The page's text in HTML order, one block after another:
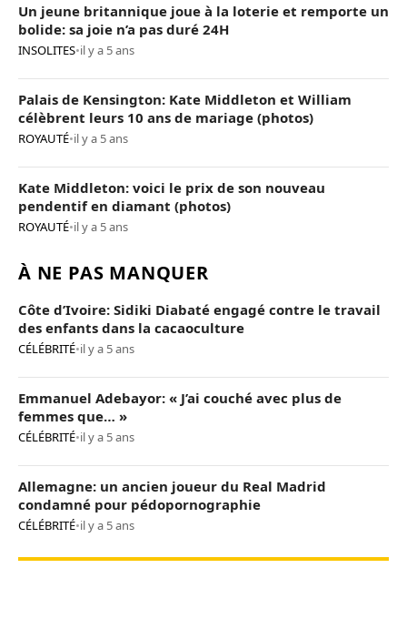
Un jeune britannique joue à la loterie et remporte un
bolide: sa joie n’a pas duré 24H
INSOLITES•il y a 5 ans
Palais de Kensington: Kate Middleton et William
célèbrent leurs 10 ans de mariage (photos)
ROYAUTÉ•il y a 5 ans
Kate Middleton: voici le prix de son nouveau
pendentif en diamant (photos)
ROYAUTÉ•il y a 5 ans
À NE PAS MANQUER
Côte d’Ivoire: Sidiki Diabaté engagé contre le travail
des enfants dans la cacaoculture
CÉLÉBRITÉ•il y a 5 ans
Emmanuel Adebayor: « J’ai couché avec plus de
femmes que… »
CÉLÉBRITÉ•il y a 5 ans
Allemagne: un ancien joueur du Real Madrid
condamné pour pédopornographie
CÉLÉBRITÉ•il y a 5 ans